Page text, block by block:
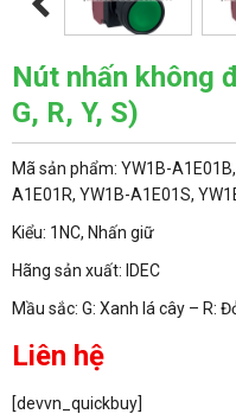
Nút nhấn không
G, R, Y, S)
Mã sản phẩm: YW1B-
A1E01R, YW1B-A1E01S,
Kiểu: 1NC, Nhấn giữ
Hãng sản xuất: IDEC
Mầu sắc: G: Xanh lá cây – R:
Liên hệ
[devvn_quickbuy]